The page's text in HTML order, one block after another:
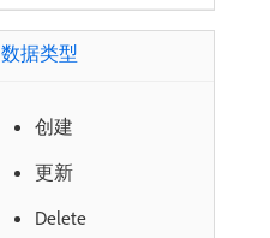
数据类型
创建
更新
Delete